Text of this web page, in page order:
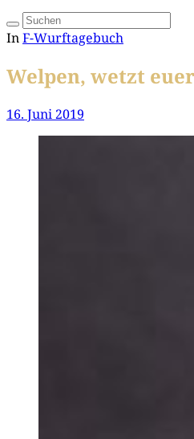
InF-Wurftagebuch
Welpen, wetzt
16. Juni 2019